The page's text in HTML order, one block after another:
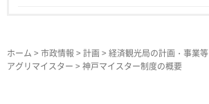
ホーム > 市政情報 > 計画> 経済観光局の計画・事業等
アグリマイスター > 神戸マイスター制度の概要